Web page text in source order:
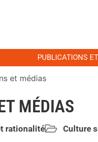
PUBLICATIONS
et médias
MÉDIAS
rationalité Culture